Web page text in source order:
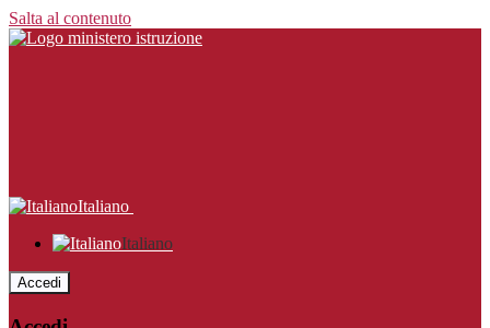
Salta al contenuto
Italiano
Italiano
Accedi